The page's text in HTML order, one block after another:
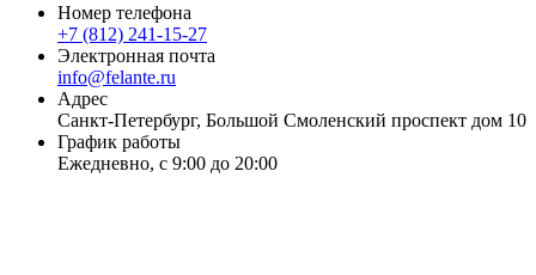
Номер телефона
+7 (812) 241-15-27
Электронная почта
info@felante.ru
Адрес
Санкт-Петербург, Большой Смоленский проспект дом 10
График работы
Ежедневно, с 9:00 до 20:00